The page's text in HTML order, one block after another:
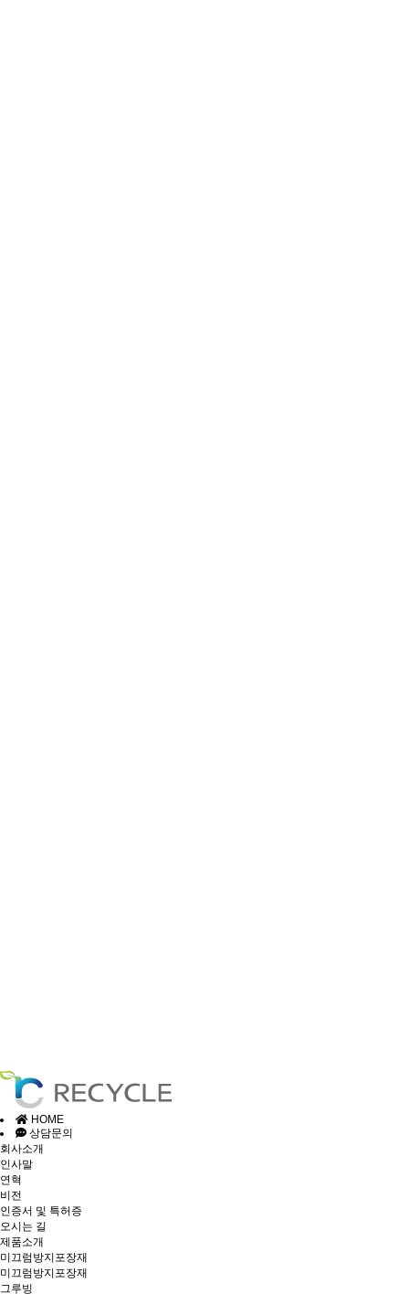
HOME
상담문의
회사소개
인사말
연혁
비전
인증서 및 특허증
오시는 길
제품소개
미끄럼방지포장재
미끄럼방지포장재
그루빙